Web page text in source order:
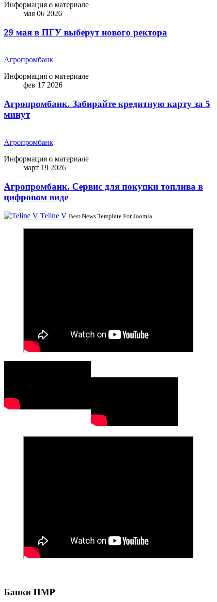
Информация о материале
мая 06 2026
29 мая в ПГУ выберут нового ректора
Агропромбанк
Информация о материале
фев 17 2026
Агропромбанк. Забирайте кредитную карту за 5
минут
Агропромбанк
Информация о материале
март 19 2026
Агропромбанк. Сервис для покупки топлива в
цифровом виде
Teline V Best News Template For Joomla
Банки ПМР